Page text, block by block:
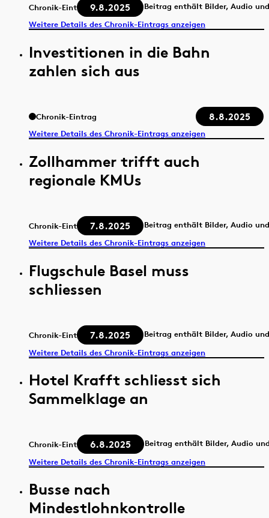
Chronik-Eintrag 9.8.2025
Beitrag enthält Bilder, Audio
Weitere Details des Chronik-Eintrags anzeigen
Investitionen in die Bahn
zahlen sich aus
Chronik-Eintrag 8.8.2025
Weitere Details des Chronik-Eintrags anzeigen
Zollhammer trifft auch
regionale KMUs
Chronik-Eintrag 7.8.2025
Beitrag enthält Bilder, Audio
Weitere Details des Chronik-Eintrags anzeigen
Flugschule Basel muss
schliessen
Chronik-Eintrag 7.8.2025
Beitrag enthält Bilder, Audio
Weitere Details des Chronik-Eintrags anzeigen
Hotel Krafft schliesst sich
Sammelklage an
Chronik-Eintrag 6.8.2025
Beitrag enthält Bilder, Audio
Weitere Details des Chronik-Eintrags anzeigen
Busse nach
Mindestlohnkontrolle